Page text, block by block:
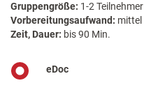
Gruppengröße: 1-2 Teilnehmer
Vorbereitungsaufwand: mittel
Zeit, Dauer: bis 90 Min.
eDoc